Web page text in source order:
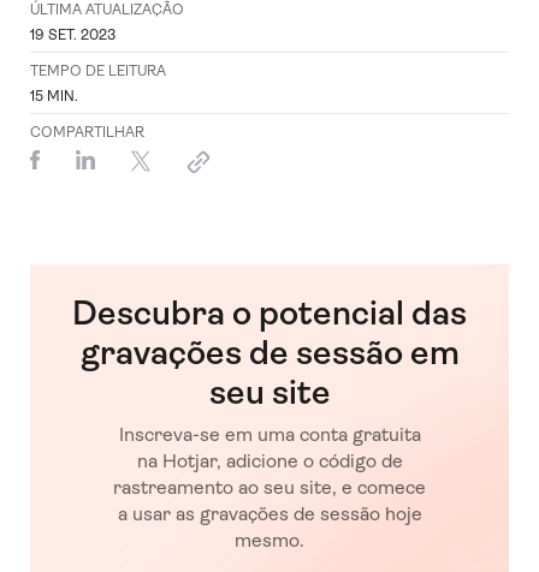
ÚLTIMA ATUALIZAÇÃO
19 SET. 2023
TEMPO DE LEITURA
15 MIN.
COMPARTILHAR
Descubra o potencial das
gravações de sessão em
seu site
Inscreva-se em uma conta gratuita
na Hotjar, adicione o código de
rastreamento ao seu site, e comece
a usar as gravações de sessão hoje
mesmo.